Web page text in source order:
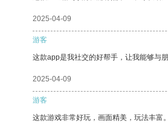
2025-04-09
游客
这款app是我社交的好帮手，让我能够与
2025-04-09
游客
这款游戏非常好玩，画面精美，玩法丰富